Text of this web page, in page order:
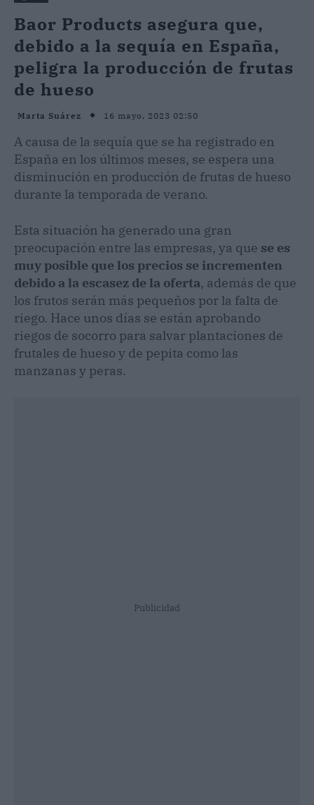
Baor Products asegura que,
debido a la sequía en España,
peligra la producción de frutas
de hueso
Marta Suárez 16 mayo, 2023 02:50
A causa de la sequía que se ha registrado en
España en los últimos meses, se espera una
disminución en producción de frutas de hueso
durante la temporada de verano.
Esta situación ha generado una gran
preocupación entre las empresas, ya que se es
muy posible que los precios se incrementen
debido a la escasez de la oferta, además de que
los frutos serán más pequeños por la falta de
riego. Hace unos días se están aprobando
riegos de socorro para salvar plantaciones de
frutales de hueso y de pepita como las
manzanas y peras.
Publicidad